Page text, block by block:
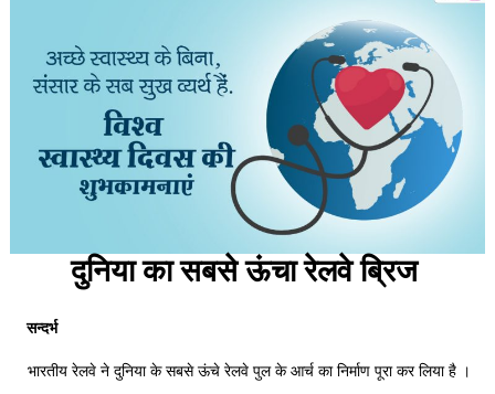
दुनिया का सबसे ऊंचा रेलवे ब्रिज
सन्दर्भ
भारतीय रेलवे ने दुनिया के सबसे ऊंचे रेलवे पुल के आर्च का निर्माण पूरा कर लिया है ।